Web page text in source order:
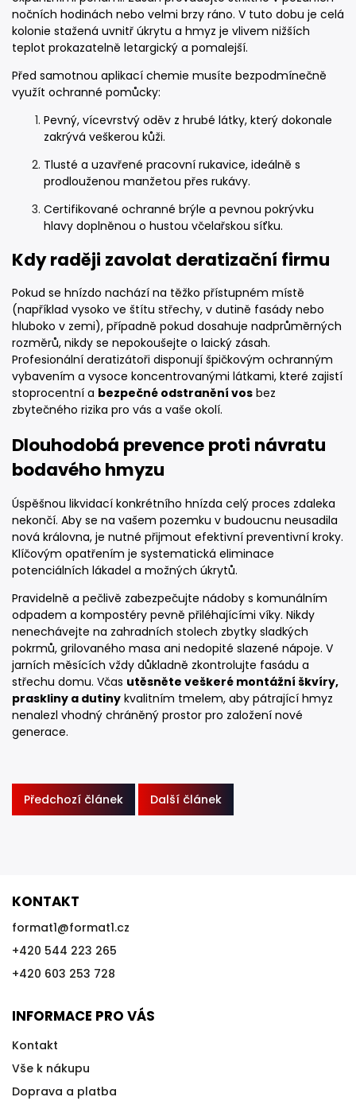
nočních hodinách nebo velmi brzy ráno. V tuto dobu je celá
kolonie stažená uvnitř úkrytu a hmyz je vlivem nižších
teplot prokazatelně letargický a pomalejší.
Před samotnou aplikací chemie musíte bezpodmínečně
využít ochranné pomůcky:
Pevný, vícevrstvý oděv z hrubé látky, který dokonale
zakrývá veškerou kůži.
Tlusté a uzavřené pracovní rukavice, ideálně s
prodlouženou manžetou přes rukávy.
Certifikované ochranné brýle a pevnou pokrývku
hlavy doplněnou o hustou včelařskou síťku.
Kdy raději zavolat deratizační firmu
Pokud se hnízdo nachází na těžko přístupném místě
(například vysoko ve štítu střechy, v dutině fasády nebo
hluboko v zemi), případně pokud dosahuje nadprůměrných
rozměrů, nikdy se nepokoušejte o laický zásah.
Profesionální deratizátoři disponují špičkovým ochranným
vybavením a vysoce koncentrovanými látkami, které zajistí
stoprocentní a bezpečné odstranění vos bez
zbytečného rizika pro vás a vaše okolí.
Dlouhodobá prevence proti návratu
bodavého hmyzu
Úspěšnou likvidací konkrétního hnízda celý proces zdaleka
nekončí. Aby se na vašem pozemku v budoucnu neusadila
nová královna, je nutné přijmout efektivní preventivní kroky.
Klíčovým opatřením je systematická eliminace
potenciálních lákadel a možných úkrytů.
Pravidelně a pečlivě zabezpečujte nádoby s komunálním
odpadem a kompostéry pevně přiléhajícími víky. Nikdy
nenechávejte na zahradních stolech zbytky sladkých
pokrmů, grilovaného masa ani nedopité slazené nápoje. V
jarních měsících vždy důkladně zkontrolujte fasádu a
střechu domu. Včas utěsněte veškeré montážní škvíry,
praskliny a dutiny kvalitním tmelem, aby pátrající hmyz
nenalezl vhodný chráněný prostor pro založení nové
generace.
Předchozí článek Další článek
KONTAKT
format1@format1.cz
+420 544 223 265
+420 603 253 728
INFORMACE PRO VÁS
Kontakt
Vše k nákupu
Doprava a platba